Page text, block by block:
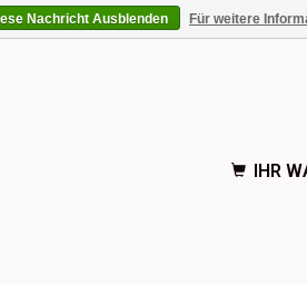
IHR
Nachricht Ausblenden Für weitere